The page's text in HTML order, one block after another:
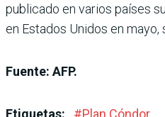
publicado en varios países
en Estados Unidos en mayo,
Fuente: AFP.
Etiquetas: #Plan Cóndor